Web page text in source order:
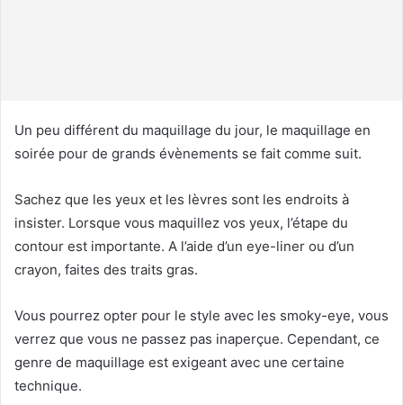
l
Un peu différent du maquillage du jour, le maquillage en
soirée pour de grands évènements se fait comme suit.
Sachez que les yeux et les lèvres sont les endroits à
insister. Lorsque vous maquillez vos yeux, l’étape du
contour est importante. A l’aide d’un eye-liner ou d’un
crayon, faites des traits gras.
Vous pourrez opter pour le style avec les smoky-eye, vous
verrez que vous ne passez pas inaperçue. Cependant, ce
genre de maquillage est exigeant avec une certaine
technique.